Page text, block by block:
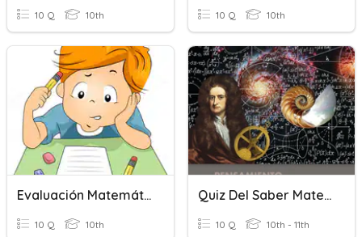
10 Q 10th 10 Q 10th
Evaluación Matemáticas
10 Q 10th
Quiz Del Saber Matemático 10° Y 11°
10 Q 10th - 11th